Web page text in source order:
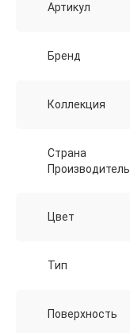
Артикул
Бренд
Коллекция
Страна
Производитель
Цвет
Тип
Поверхность